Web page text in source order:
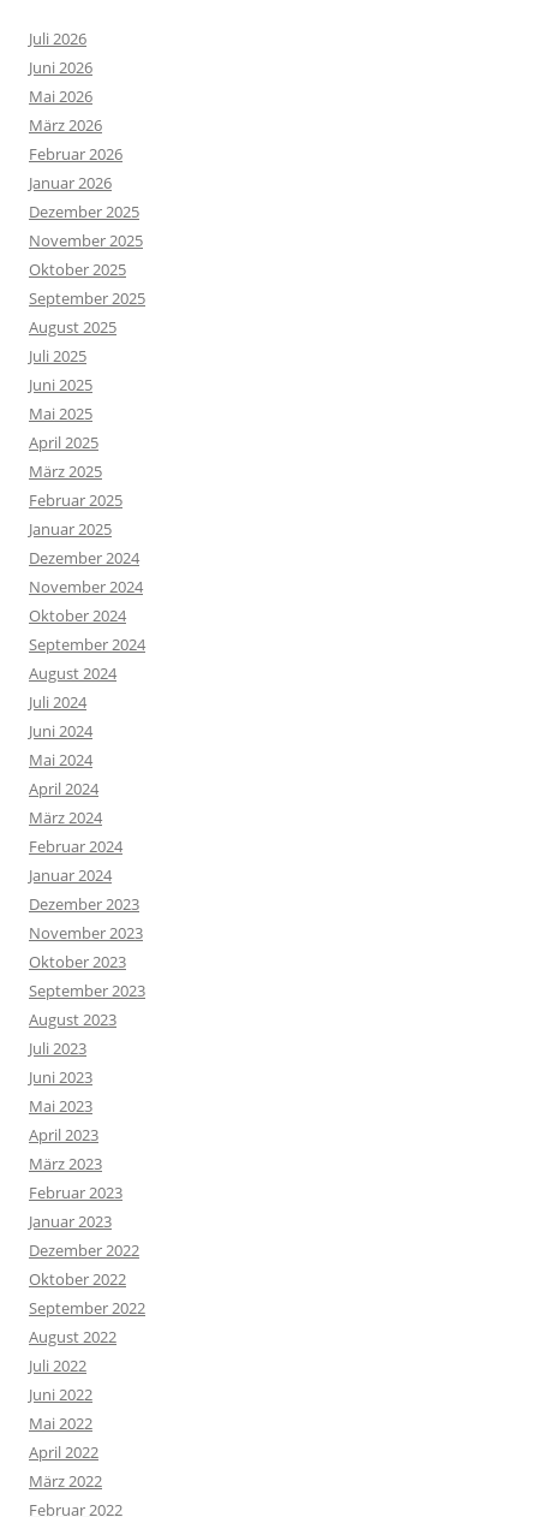
Juli 2026
Juni 2026
Mai 2026
März 2026
Februar 2026
Januar 2026
Dezember 2025
November 2025
Oktober 2025
September 2025
August 2025
Juli 2025
Juni 2025
Mai 2025
April 2025
März 2025
Februar 2025
Januar 2025
Dezember 2024
November 2024
Oktober 2024
September 2024
August 2024
Juli 2024
Juni 2024
Mai 2024
April 2024
März 2024
Februar 2024
Januar 2024
Dezember 2023
November 2023
Oktober 2023
September 2023
August 2023
Juli 2023
Juni 2023
Mai 2023
April 2023
März 2023
Februar 2023
Januar 2023
Dezember 2022
Oktober 2022
September 2022
August 2022
Juli 2022
Juni 2022
Mai 2022
April 2022
März 2022
Februar 2022